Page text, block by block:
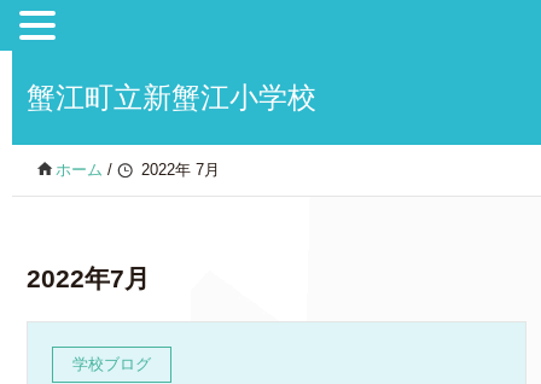
蟹江町立新蟹江小学校
ホーム / 2022年 7月
2022年7月
学校ブログ